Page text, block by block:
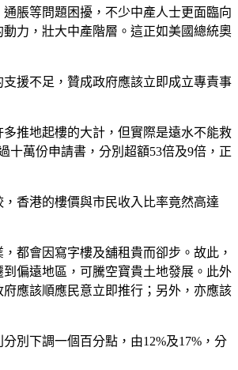
脹等問題困擾，不少中產人士更面臨向
力，壯大中產階層。這正如美國總統奧
援不足，贊成政府應該立即成立專責事
推地起樓的大計，但實際是遠水不能救
十萬份申請書，分別超額53倍及9倍，正
香港的樓價與市民收入比率竟然高達
都會因寫字樓及舖租貴而卻步。故此，
偏遠地區，可騰空寶貴土地發展。此外
應該順應民意立即推行；另外，亦應該
別下調一個百分點，由12%及17%，分